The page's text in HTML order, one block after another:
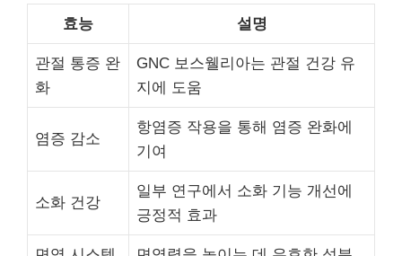
효능 설명
관절 통증 완
화
GNC 보스웰리아는 관절 건강 유
지에 도움
염증 감소
항염증 작용을 통해 염증 완화에
기여
소화 건강
일부 연구에서 소화 기능 개선에
긍정적 효과